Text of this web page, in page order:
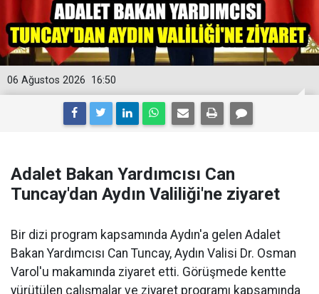
16:50
06 Ağustos 2026
Adalet Bakan Yardımcısı Can
Tuncay'dan Aydın Valiliği'ne ziyaret
Bir dizi program kapsamında Aydın'a gelen Adalet
Bakan Yardımcısı Can Tuncay, Aydın Valisi Dr. Osman
Varol'u makamında ziyaret etti. Görüşmede kentte
yürütülen çalışmalar ve ziyaret programı kapsamında